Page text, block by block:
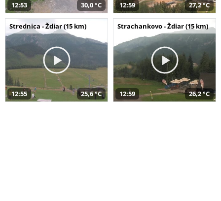
12:53 30,0 °C 12:59 27,2 °C
Strednica - Ždiar (15 km)
12:55 25,6 °C
Strachankovo - Ždiar (15 km)
12:59 26,2 °C